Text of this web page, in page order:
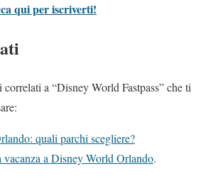
qui per iscriverti!
a “Disney World Fastpass” che ti
quali parchi scegliere?
vacanza a Disney World Orlando.